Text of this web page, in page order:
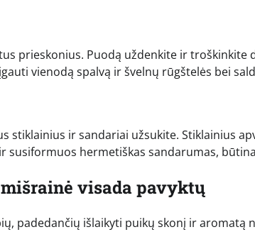
prieskonius. Puodą uždenkite ir troškinkite
vienodą spalvą ir švelnų rūgštelės bei
stiklainius ir sandariai užsukite. Stiklainius
susiformuos hermetiškas sandarumas,
visada pavyktų
padedančių išlaikyti puikų skonį ir aromatą